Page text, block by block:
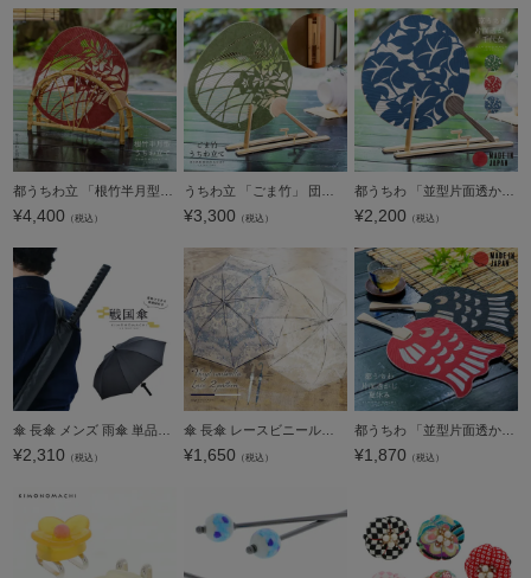
¥4,400 （税込） ¥3,300 （税込）
都うちわ 「並型片面透かし千代女」 団扇 都団扇 日本製 誕生日 母の日 父の日 敬老の日 贈り物 プレゼント ギフト 【メール便不可】＜H＞
¥2,200 （税込）
¥2,310 （税込） ¥1,650 （税込）
都うちわ 「並型片面透かし夏休み」 団扇 都団扇 日本製 誕生日 母の日 父の日 敬老の日 贈り物 プレゼント ギフト 【メール便不可】＜H＞
¥1,870 （税込）